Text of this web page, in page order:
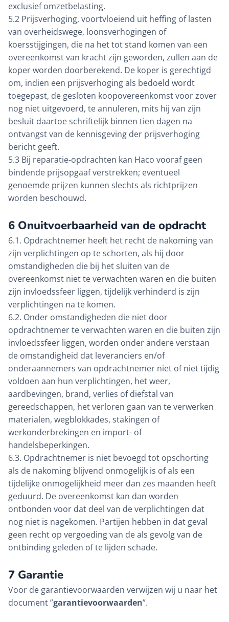
exclusief omzetbelasting.
5.2 Prijsverhoging, voortvloeiend uit heffing of lasten
van overheidswege, loonsverhogingen of
koersstijgingen, die na het tot stand komen van een
overeenkomst van kracht zijn geworden, zullen aan de
koper worden doorberekend. De koper is gerechtigd
om, indien een prijsverhoging als bedoeld wordt
toegepast, de gesloten koopovereenkomst voor zover
nog niet uitgevoerd, te annuleren, mits hij van zijn
besluit daartoe schriftelijk binnen tien dagen na
ontvangst van de kennisgeving der prijsverhoging
bericht geeft.
5.3 Bij reparatie-opdrachten kan Haco vooraf geen
bindende prijsopgaaf verstrekken; eventueel
genoemde prijzen kunnen slechts als richtprijzen
worden beschouwd.
6 Onuitvoerbaarheid van de opdracht
6.1. Opdrachtnemer heeft het recht de nakoming van
zijn verplichtingen op te schorten, als hij door
omstandigheden die bij het sluiten van de
overeenkomst niet te verwachten waren en die buiten
zijn invloedssfeer liggen, tijdelijk verhinderd is zijn
verplichtingen na te komen.
6.2. Onder omstandigheden die niet door
opdrachtnemer te verwachten waren en die buiten zijn
invloedssfeer liggen, worden onder andere verstaan
de omstandigheid dat leveranciers en/of
onderaannemers van opdrachtnemer niet of niet tijdig
voldoen aan hun verplichtingen, het weer,
aardbevingen, brand, verlies of diefstal van
gereedschappen, het verloren gaan van te verwerken
materialen, wegblokkades, stakingen of
werkonderbrekingen en import- of
handelsbeperkingen.
6.3. Opdrachtnemer is niet bevoegd tot opschorting
als de nakoming blijvend onmogelijk is of als een
tijdelijke onmogelijkheid meer dan zes maanden heeft
geduurd. De overeenkomst kan dan worden
ontbonden voor dat deel van de verplichtingen dat
nog niet is nagekomen. Partijen hebben in dat geval
geen recht op vergoeding van de als gevolg van de
ontbinding geleden of te lijden schade.
7 Garantie
Voor de garantievoorwaarden verwijzen wij u naar het
document ”garantievoorwaarden”.